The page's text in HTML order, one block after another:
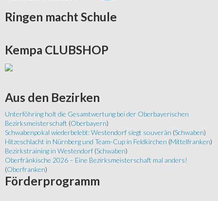
Ringen macht Schule
Kempa CLUBSHOP
Aus den Bezirken
Unterföhring holt die Gesamtwertung bei der Oberbayerischen
Bezirksmeisterschaft (Oberbayern)
Schwabenpokal wiederbelebt: Westendorf siegt souverän (Schwaben)
Hitzeschlacht in Nürnberg und Team-Cup in Feldkirchen (Mittelfranken)
Bezirkstraining in Westendorf (Schwaben)
Oberfränkische 2026 – Eine Bezirksmeisterschaft mal anders!
(Oberfranken)
Förderprogramm